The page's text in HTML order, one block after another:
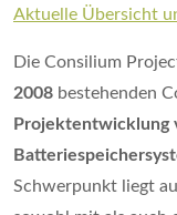
Aktuelle Übersicht
Die Consilium
2008 bestehenden
Projektentwicklung
Schwerpunkt liegt